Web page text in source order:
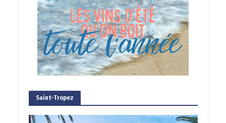
Saint-Tropez